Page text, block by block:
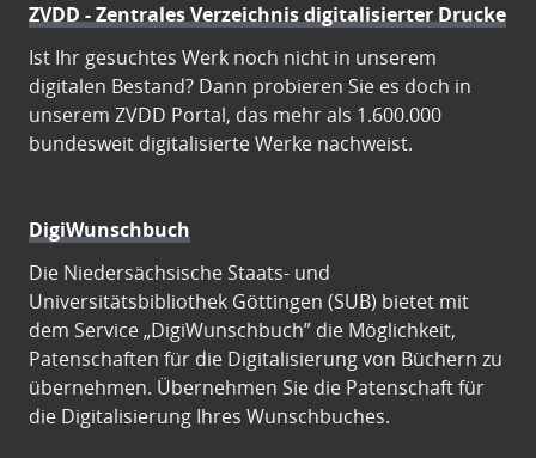
ZVDD - Zentrales Verzeichnis digitalisierter Drucke
Ist Ihr gesuchtes Werk noch nicht in unserem
digitalen Bestand? Dann probieren Sie es doch in
unserem ZVDD Portal, das mehr als 1.600.000
bundesweit digitalisierte Werke nachweist.
DigiWunschbuch
Die Niedersächsische Staats- und
Universitätsbibliothek Göttingen (SUB) bietet mit
dem Service „DigiWunschbuch” die Möglichkeit,
Patenschaften für die Digitalisierung von Büchern zu
übernehmen. Übernehmen Sie die Patenschaft für
die Digitalisierung Ihres Wunschbuches.